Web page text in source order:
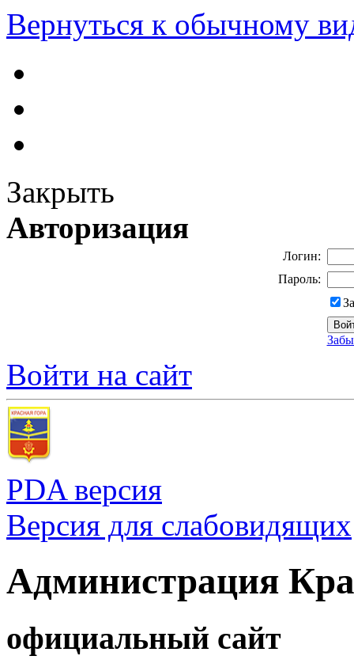
Вернуться к обычному
Закрыть
Авторизация
Логин:
Пароль:
Войти на сайт
PDA версия
Версия для слабовидящих
Администрация
официальный сайт